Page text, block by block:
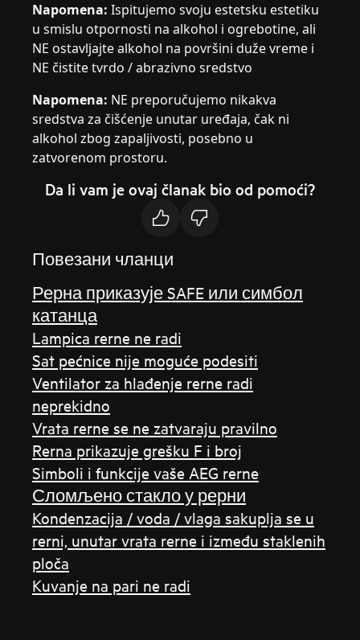
Napomena: Ispitujemo svoju estetsku estetiku
u smislu otpornosti na alkohol i ogrebotine, ali
NE ostavljajte alkohol na površini duže vreme i
NE čistite tvrdo / abrazivno sredstvo
Napomena: NE preporučujemo nikakva
sredstva za čišćenje unutar uređaja, čak ni
alkohol zbog zapaljivosti, posebno u
zatvorenom prostoru.
Da li vam je ovaj članak bio od pomoći?
Повезани чланци
Рерна приказује SAFE или симбол
катанца
Lampica rerne ne radi
Sat pećnice nije moguće podesiti
Ventilator za hlađenje rerne radi
neprekidno
Vrata rerne se ne zatvaraju pravilno
Rerna prikazuje grešku F i broj
Simboli i funkcije vaše AEG rerne
Сломљено стакло у рерни
Kondenzacija / voda / vlaga sakuplja se u
rerni, unutar vrata rerne i između staklenih
ploča
Kuvanje na pari ne radi